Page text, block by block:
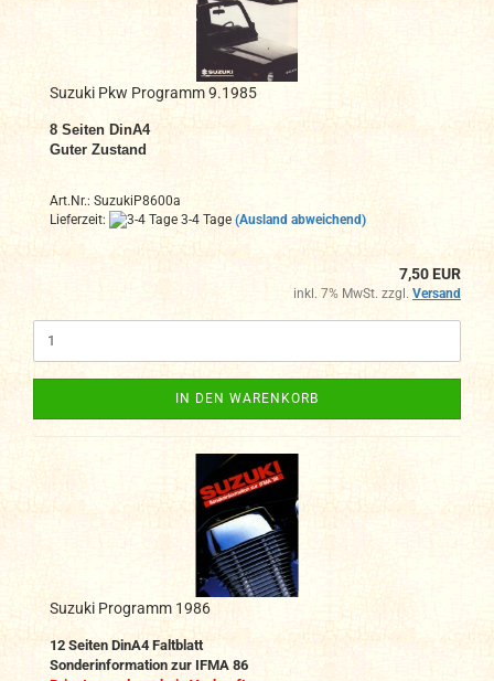
Suzuki Pkw Programm 9.1985
8 Seiten DinA4
Guter Zustand
Art.Nr.: SuzukiP8600a
Lieferzeit:
3-4 Tage (Ausland abweichend)
7,50 EUR
inkl. 7% MwSt. zzgl. Versand
IN DEN WARENKORB
Suzuki Programm 1986
12 Seiten DinA4 Faltblatt
Sonderinformation zur IFMA 86